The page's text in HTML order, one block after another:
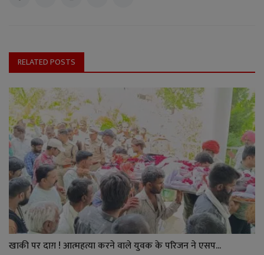
RELATED POSTS
खाकी पर दाग़ ! आत्महत्या करने वाले युवक के परिजन ने एसप...